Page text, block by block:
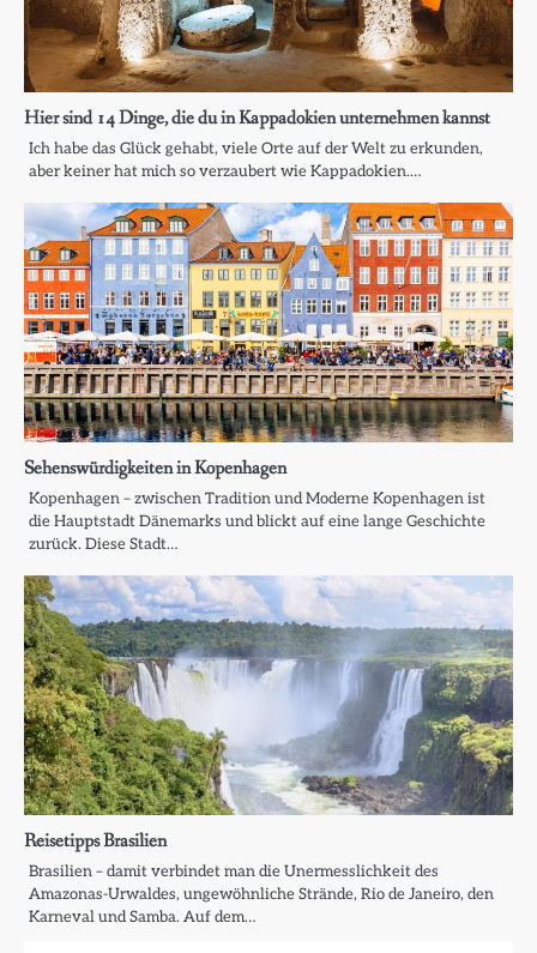
Hier sind 14 Dinge, die du in Kappadokien unternehmen kannst
Ich habe das Glück gehabt, viele Orte auf der Welt zu erkunden,
aber keiner hat mich so verzaubert wie Kappadokien.…
Sehenswürdigkeiten in Kopenhagen
Kopenhagen – zwischen Tradition und Moderne Kopenhagen ist
die Hauptstadt Dänemarks und blickt auf eine lange Geschichte
zurück. Diese Stadt…
Reisetipps Brasilien
Brasilien – damit verbindet man die Unermesslichkeit des
Amazonas-Urwaldes, ungewöhnliche Strände, Rio de Janeiro, den
Karneval und Samba. Auf dem…